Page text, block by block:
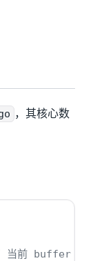
，其核心数
前 buffer 中的